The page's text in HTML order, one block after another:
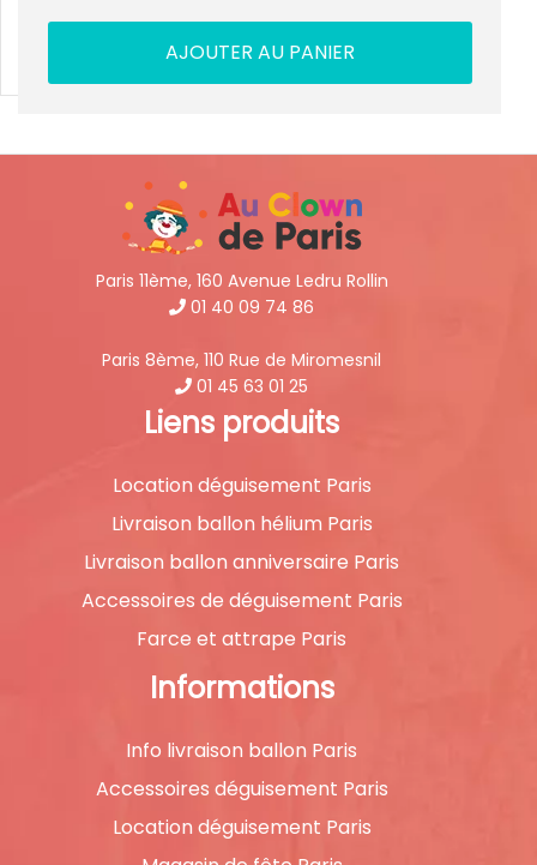
AJOUTER AU PANIER
Paris 11ème, 160 Avenue Ledru Rollin
01 40 09 74 86
Paris 8ème, 110 Rue de Miromesnil
01 45 63 01 25
Liens produits
Location déguisement Paris
Livraison ballon hélium Paris
Livraison ballon anniversaire Paris
Accessoires de déguisement Paris
Farce et attrape Paris
Informations
Info livraison ballon Paris
Accessoires déguisement Paris
Location déguisement Paris